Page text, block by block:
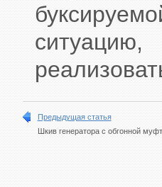
Предыдущая статья
Шкив генератора с обгонной